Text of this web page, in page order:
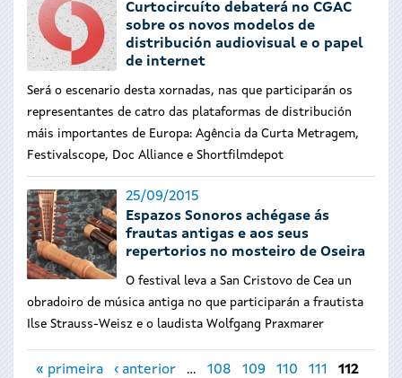
Curtocircuíto debaterá no CGAC
sobre os novos modelos de
distribución audiovisual e o papel
de internet
Será o escenario desta xornadas, nas que participarán os
representantes de catro das plataformas de distribución
máis importantes de Europa: Agência da Curta Metragem,
Festivalscope, Doc Alliance e Shortfilmdepot
25/09/2015
Espazos Sonoros achégase ás
frautas antigas e aos seus
repertorios no mosteiro de Oseira
O festival leva a San Cristovo de Cea un
obradoiro de música antiga no que participarán a frautista
Ilse Strauss-Weisz e o laudista Wolfgang Praxmarer
Páxinas
« primeira ‹ anterior … 108 109 110 111
112